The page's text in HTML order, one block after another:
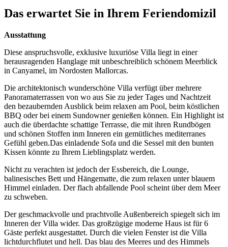
Das erwartet Sie in Ihrem Feriendomizil
Ausstattung
Diese anspruchsvolle, exklusive luxuriöse Villa liegt in einer
herausragenden Hanglage mit unbeschreiblich schönem Meerblick
in Canyamel, im Nordosten Mallorcas.
Die architektonisch wunderschöne Villa verfügt über mehrere
Panoramaterrassen von wo aus Sie zu jeder Tages und Nachtzeit
den bezaubernden Ausblick beim relaxen am Pool, beim köstlichen
BBQ oder bei einem Sundowner genießen können. Ein Highlight ist
auch die überdachte schattige Terrasse, die mit ihren Rundbögen
und schönen Stoffen inm Inneren ein gemütliches mediterranes
Gefühl geben.Das einladende Sofa und die Sessel mit den bunten
Kissen könnte zu Ihrem Lieblingsplatz werden.
Nicht zu verachten ist jedoch der Essbereich, die Lounge,
balinesisches Bett und Hängematte, die zum relaxen unter blauem
Himmel einladen. Der flach abfallende Pool scheint über dem Meer
zu schweben.
Der geschmackvolle und prachtvolle Außenbereich spiegelt sich im
Inneren der Villa wider. Das großzügige moderne Haus ist für 6
Gäste perfekt ausgestattet. Durch die vielen Fenster ist die Villa
lichtdurchflutet und hell. Das blau des Meeres und des Himmels